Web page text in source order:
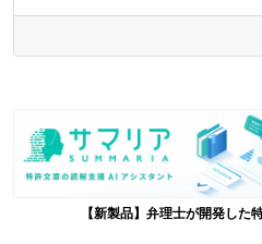
【新製品】弁理士が開発した